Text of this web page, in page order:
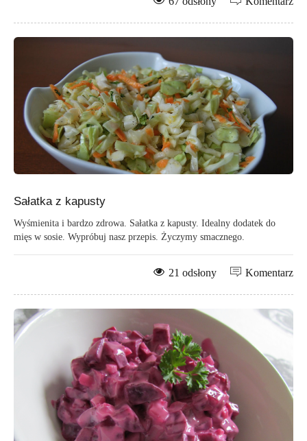
Sałatka z kapusty
Wyśmienita i bardzo zdrowa. Sałatka z kapusty. Idealny dodatek do
mięs w sosie. Wypróbuj nasz przepis. Życzymy smacznego.
Komentarz
21 odsłony